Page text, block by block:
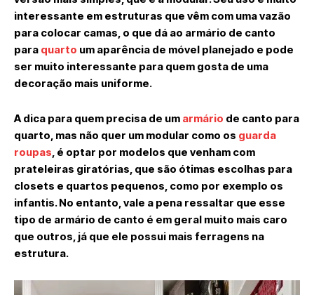
interessante em estruturas que vêm com uma vazão
para colocar camas, o que dá ao armário de canto
para quarto um aparência de móvel planejado e pode
ser muito interessante para quem gosta de uma
decoração mais uniforme.
A dica para quem precisa de um armário de canto para
quarto, mas não quer um modular como os guarda
roupas, é optar por modelos que venham com
prateleiras giratórias, que são ótimas escolhas para
closets e quartos pequenos, como por exemplo os
infantis. No entanto, vale a pena ressaltar que esse
tipo de armário de canto é em geral muito mais caro
que outros, já que ele possui mais ferragens na
estrutura.